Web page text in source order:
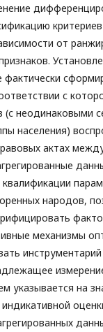
от
с
неодинаковыми
населения)
актах
народов,
механизмы
указывается на